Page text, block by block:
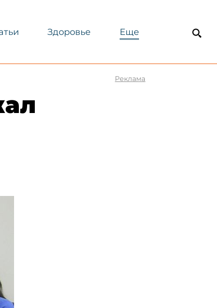
Здоровье Еще
Реклама